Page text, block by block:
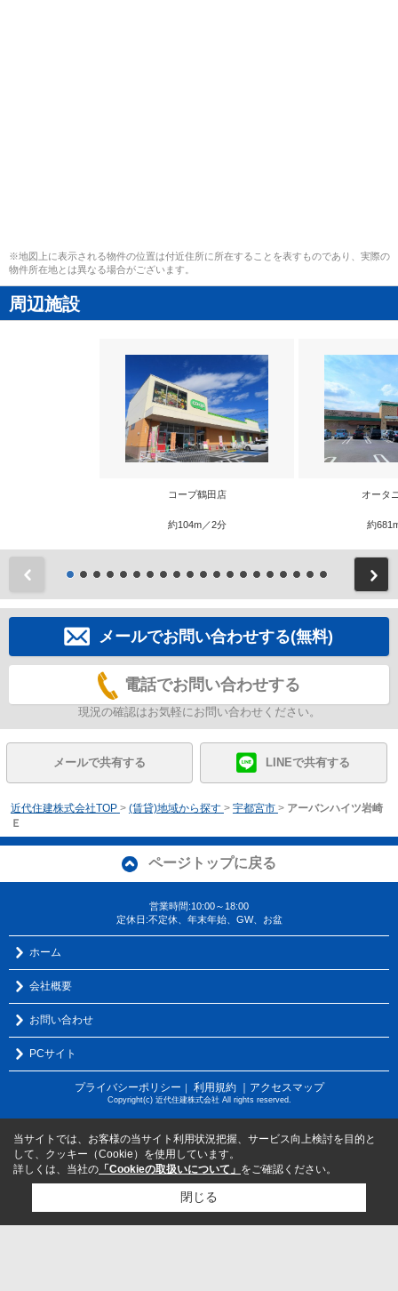
※地図上に表示される物件の位置は付近住所に所在することを表すものであり、実際の
物件所在地とは異なる場合がございます。
周辺施設
コープ鶴田店
約104m／2分
オータ
約
メールでお問い合わせする(無料)
電話でお問い合わせする
現況の確認はお気軽にお問い合わせください。
メールで共有する LINEで共有する
近代住建株式会社TOP > (賃貸)地域から探す > 宇都宮市 > アーバンハイツ岩崎
Ｅ
ページトップに戻る
営業時間:10:00～18:00
定休日:不定休、年末年始、GW、お盆
ホーム
会社概要
お問い合わせ
PCサイト
プライバシーポリシー 利用規約 ｜アクセスマップ
Copyright(c) 近代住建株式会社 All rights reserved.
当サイトでは、お客様の当サイト利用状況把握、サービス向上検討を目的と
して、クッキー（Cookie）を使用しています。
詳しくは、当社の 「Cookieの取扱いについて」 をご確認ください。
閉じる